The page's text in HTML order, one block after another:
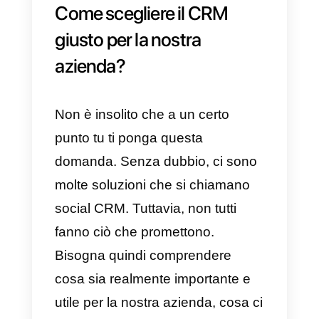
c) Puoi capire meglio i tuoi
clienti
Avendo maggiori informazioni sui
tuoi clienti e comprendendo i loro
gusti, preferenze e abitudini,
capirai meglio i tuoi contatti.
Questo ci aiuterà a utilizzare le
informazioni raccolte come
metodo di convinzione e
persuasione nel processo di